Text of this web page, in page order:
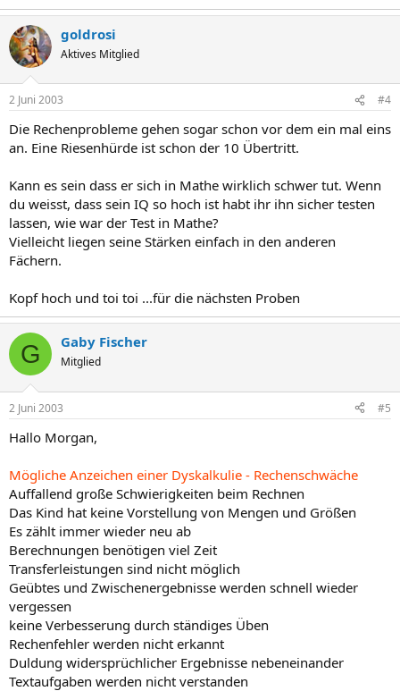
goldrosi
Aktives Mitglied
2 Juni 2003 #4
Die Rechenprobleme gehen sogar schon vor dem ein mal eins
an. Eine Riesenhürde ist schon der 10 Übertritt.
Kann es sein dass er sich in Mathe wirklich schwer tut. Wenn
du weisst, dass sein IQ so hoch ist habt ihr ihn sicher testen
lassen, wie war der Test in Mathe?
Vielleicht liegen seine Stärken einfach in den anderen
Fächern.
Kopf hoch und toi toi ...für die nächsten Proben
G Gaby Fischer
Mitglied
2 Juni 2003 #5
Hallo Morgan,
Mögliche Anzeichen einer Dyskalkulie - Rechenschwäche
Auffallend große Schwierigkeiten beim Rechnen
Das Kind hat keine Vorstellung von Mengen und Größen
Es zählt immer wieder neu ab
Berechnungen benötigen viel Zeit
Transferleistungen sind nicht möglich
Geübtes und Zwischenergebnisse werden schnell wieder
vergessen
keine Verbesserung durch ständiges Üben
Rechenfehler werden nicht erkannt
Duldung widersprüchlicher Ergebnisse nebeneinander
Textaufgaben werden nicht verstanden